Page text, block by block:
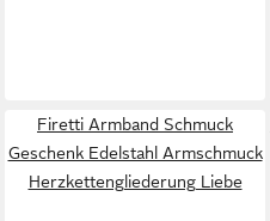
Firetti Armband Schmuck
Geschenk Edelstahl Armschmuck
Herzkettengliederung Liebe